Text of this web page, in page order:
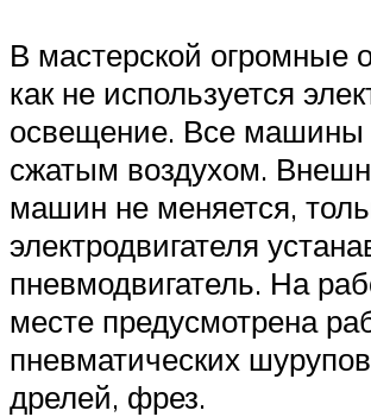
В мастерской огромные
как не используется
освещение. Все машины
сжатым воздухом.
машин не меняется,
электродвигателя
пневмодвигатель. На
месте предусмотрена
пневматических
дрелей, фрез.